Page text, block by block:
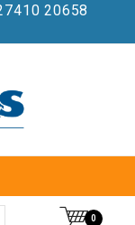
20658
0